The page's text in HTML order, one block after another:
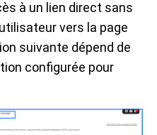
à un lien direct sans
vers la page
suivante dépend de
configurée pour